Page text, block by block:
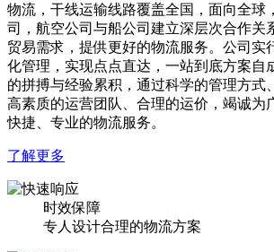
物流，干线运输线路覆盖全国，面向全球
司，航空公司与船公司建立深层次合作关
贸易需求，提供更好的物流服务。公司实
化管理，实现点点直达，一站到底方案自
的拼搏与经验累积，通过科学的管理方式
高素质的运营团队、合理的运价，竭诚为
快捷、专业的物流服务。
了解更多
时效保障
专人设计合理的物流方案